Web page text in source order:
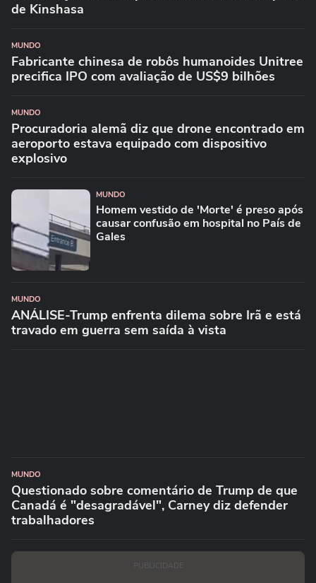
de Kinshasa
MUNDO
Fabricante chinesa de robôs humanoides Unitree
precifica IPO com avaliação de US$9 bilhões
MUNDO
Procuradoria alemã diz que drone encontrado em
aeroporto estava equipado com dispositivo
explosivo
MUNDO
Homem vestido de 'Morte' é preso após
causar confusão em hospital no País de
Gales
MUNDO
ANÁLISE-Trump enfrenta dilema sobre Irã e está
travado em guerra sem saída à vista
MUNDO
Questionado sobre comentário de Trump de que
Canadá é "desagradável", Carney diz defender
trabalhadores
PUBLICIDADE